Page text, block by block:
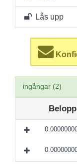
Lås upp
ingångar (2)
Belopp